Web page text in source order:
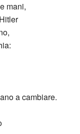
mani,
a cambiare.